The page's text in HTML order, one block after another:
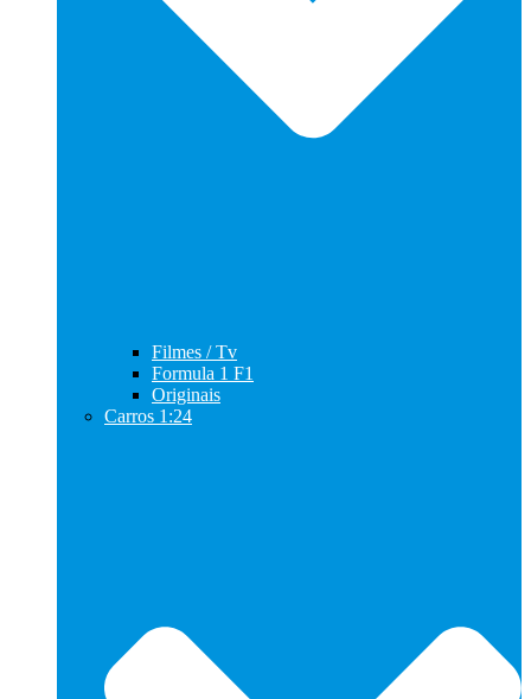
Filmes / Tv
Formula 1 F1
Originais
Carros 1:24